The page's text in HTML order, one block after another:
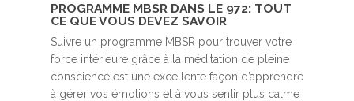
PROGRAMME MBSR DANS LE 972: TOUT
CE QUE VOUS DEVEZ SAVOIR
Suivre un programme MBSR pour trouver votre
force intérieure grâce à la méditation de pleine
conscience est une excellente façon d’apprendre
à gérer vos émotions et à vous sentir plus calme